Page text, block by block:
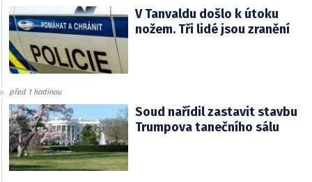
V Tanvaldu došlo k útoku
nožem. Tři lidé jsou zranění
před 1 hodinou
Soud nařídil zastavit stavbu
Trumpova tanečního sálu